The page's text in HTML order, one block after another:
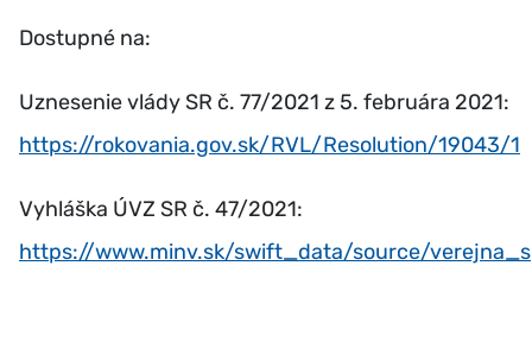
Dostupné na:
Uznesenie vlády SR č. 77/2021 z 5. februára 2021:
https://rokovania.gov.sk/RVL/Resolution/19043/1
Vyhláška ÚVZ SR č. 47/2021:
https://www.minv.sk/swift_data/source/